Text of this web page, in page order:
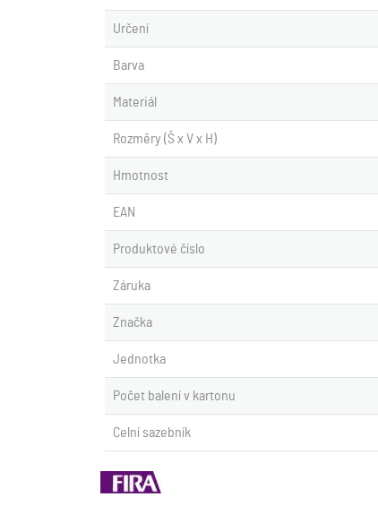
Určení
Barva
Materiál
Rozměry (Š x V x H)
Hmotnost
EAN
Produktové číslo
Záruka
Značka
Jednotka
Počet balení v kartonu
Celní sazebník